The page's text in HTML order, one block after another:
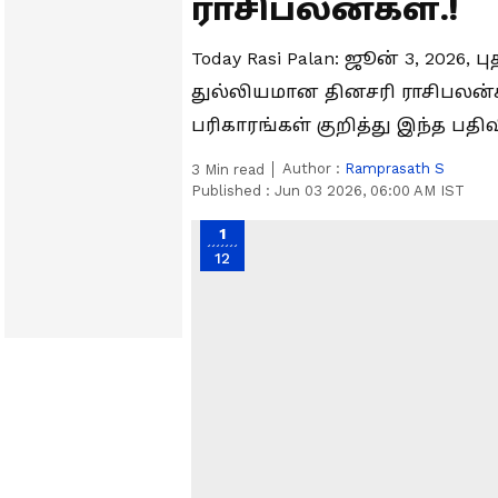
ராசிபலன்கள்.!
Today Rasi Palan: ஜூன் 3,
துல்லியமான தினசரி
பரிகாரங்கள் குறித்து இந்த
3 Min read Author : Ramprasath S
Published : Jun 03 2026, 06:00 AM IST
1
12